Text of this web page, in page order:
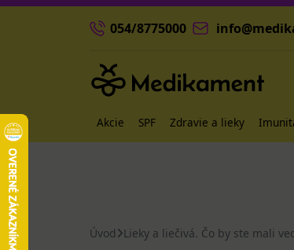
054/8775000
Akcie SPF Zdravie a lieky
Úvod Lieky a liečivá. Čo by ste mali